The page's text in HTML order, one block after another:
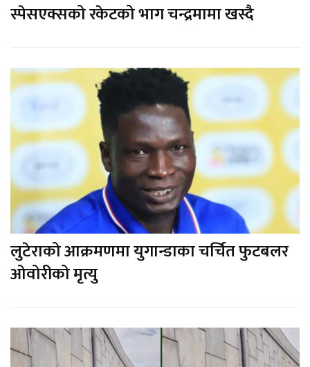
स्पेसएक्सको रकेटको भाग चन्द्रमामा खस्दै
लुटेराको आक्रमणमा युगान्डाका चर्चित फुटबलर
ओवोरीको मृत्यु